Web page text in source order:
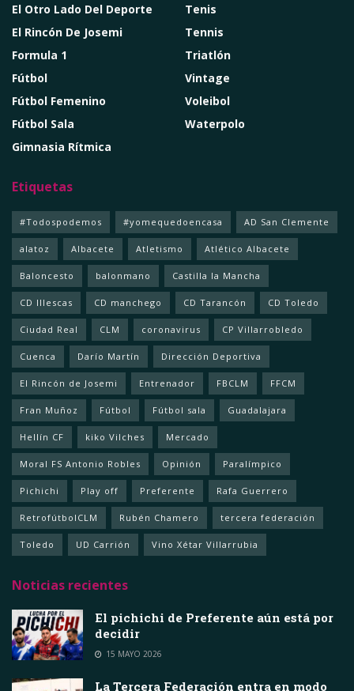
El Otro Lado Del Deporte
El Rincón De Josemi
Formula 1
Fútbol
Fútbol Femenino
Fútbol Sala
Gimnasia Rítmica
Tenis
Tennis
Triatlón
Vintage
Voleibol
Waterpolo
Etiquetas
#Todospodemos #yomequedoencasa AD San Clemente
alatoz Albacete Atletismo Atlético Albacete
Baloncesto balonmano Castilla la Mancha
CD Illescas CD manchego CD Tarancón CD Toledo
Ciudad Real CLM coronavirus CP Villarrobledo
Cuenca Darío Martín Dirección Deportiva
El Rincón de Josemi Entrenador FBCLM FFCM
Fran Muñoz Fútbol Fútbol sala Guadalajara
Hellín CF kiko Vilches Mercado
Moral FS Antonio Robles Opinión Paralímpico
Pichichi Play off Preferente Rafa Guerrero
RetrofútbolCLM Rubén Chamero tercera federación
Toledo UD Carrión Vino Xétar Villarrubia
Noticias recientes
El pichichi de Preferente aún está por
decidir
15 MAYO 2026
La Tercera Federación entra en modo